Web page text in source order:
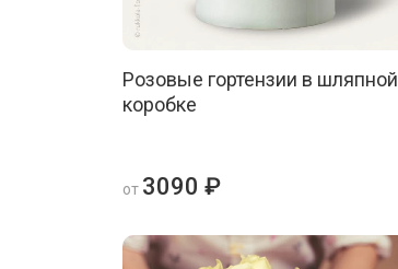
Розовые гортензии в шляпной
коробке
от 3090 ₽